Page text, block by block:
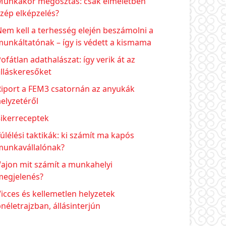
elképzelés?
kell a terhesség elején beszámolni a
– így is védett a kismama
adathalászat: így verik át az
a FEM3 csatornán az anyukák
taktikák: ki számít ma kapós
mit számít a munkahelyi
és kellemetlen helyzetek
állásinterjún